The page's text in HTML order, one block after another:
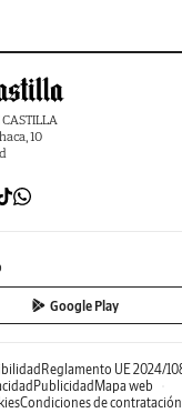
10
Google Play
Reglamento UE 2024/
Publicidad Mapa web
Condiciones de contratación